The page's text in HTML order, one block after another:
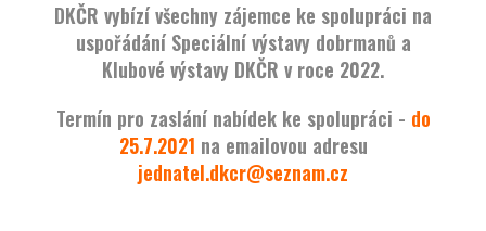
DKČR vybízí všechny zájemce ke spolupráci na
uspořádání Speciální výstavy dobrmanů a
Klubové výstavy DKČR v roce 2022.
Termín pro zaslání nabídek ke spolupráci - do
25.7.2021 na emailovou adresu
jednatel.dkcr@seznam.cz